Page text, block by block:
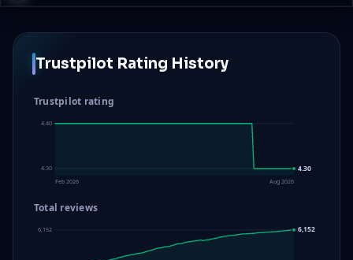
Trustpilot Rating History
Trustpilot rating
4.40
4.30 4.30
Feb 2026 Aug 2026
Total reviews
6,152 6,152